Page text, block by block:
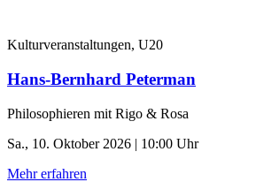
Kulturveranstaltungen, U20
Hans-Bernhard Peterman
Philosophieren mit Rigo & Rosa
Sa., 10. Oktober 2026 | 10:00 Uhr
Mehr erfahren